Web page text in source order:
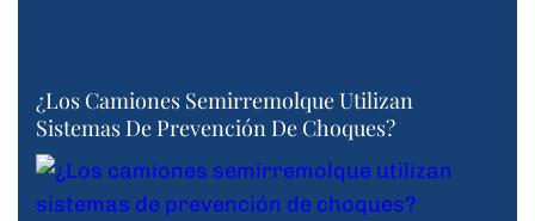
¿Los Camiones Semirremolque Utilizan
Sistemas De Prevención De Choques?